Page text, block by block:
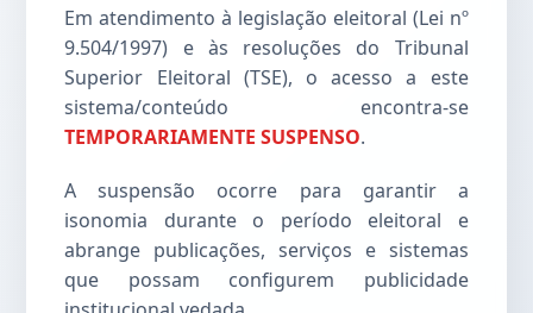
Em atendimento à legislação eleitoral (Lei nº
9.504/1997) e às resoluções do Tribunal
Superior Eleitoral (TSE), o acesso a este
sistema/conteúdo encontra-se
TEMPORARIAMENTE SUSPENSO.
A suspensão ocorre para garantir a
isonomia durante o período eleitoral e
abrange publicações, serviços e sistemas
que possam configurem publicidade